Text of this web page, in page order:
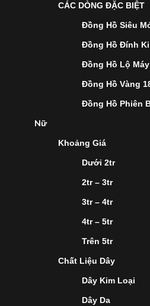
CÁC DÒNG ĐẶC BIỆT
Đồng Hồ Siêu
Đồng Hồ Đính
Đồng Hồ Lộ
Đồng Hồ Vàng
Đồng Hồ Phiên
Nữ
Khoảng Giá
Dưới 2tr
2tr – 3tr
3tr – 4tr
4tr – 5tr
Trên 5tr
Chất Liệu Dây
Dây Kim Loại
Dây Da